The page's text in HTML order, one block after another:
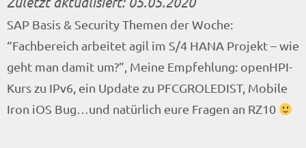
SAP Basis & Security Themen der Woche:
“Fachbereich arbeitet agil im S/4 HANA Projekt – wie
geht man damit um?”, Meine Empfehlung: openHPI-
Kurs zu IPv6, ein Update zu PFCGROLEDIST, Mobile
Iron iOS Bug…und natürlich eure Fragen an RZ10